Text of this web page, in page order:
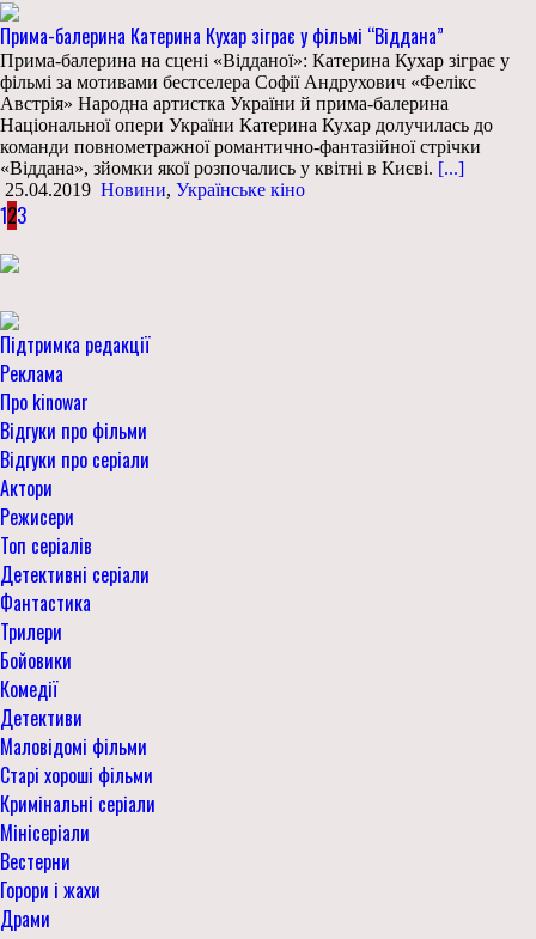
Прима-балерина Катерина Кухар зіграє у фільмі “Віддана”
Прима-балерина на сцені «Відданої»: Катерина Кухар зіграє у
фільмі за мотивами бестселера Софії Андрухович «Фелікс
Австрія» Народна артистка України й прима-балерина
Національної опери України Катерина Кухар долучилась до
команди повнометражної романтично-фантазійної стрічки
«Віддана», зйомки якої розпочались у квітні в Києві. [...]
25.04.2019 Новини, Українське кіно
123
Підтримка редакції
Реклама
Про kinowar
Відгуки про фільми
Відгуки про серіали
Актори
Режисери
Топ серіалів
Детективні серіали
Фантастика
Трилери
Бойовики
Комедії
Детективи
Маловідомі фільми
Старі хороші фільми
Кримінальні серіали
Мінісеріали
Вестерни
Горори і жахи
Драми